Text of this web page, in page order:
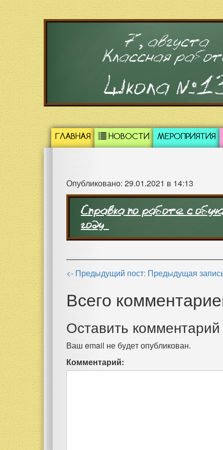
7, августа
Классная
Школа
ГЛАВНАЯ НОВОСТИ МЕРОПРИЯТИЯ
Опубликовано: 29.01.2021 в 14:13
Справка по работе с
году
<- Предыдущий пост: Предыдущая
Всего
Оставить комментарий
Ваш email не будет опубликован.
Комментарий: